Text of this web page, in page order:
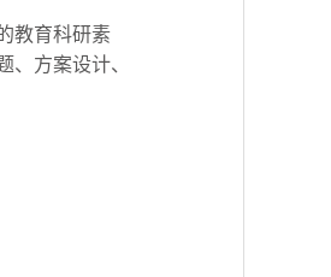
教育科研素
方案设计、